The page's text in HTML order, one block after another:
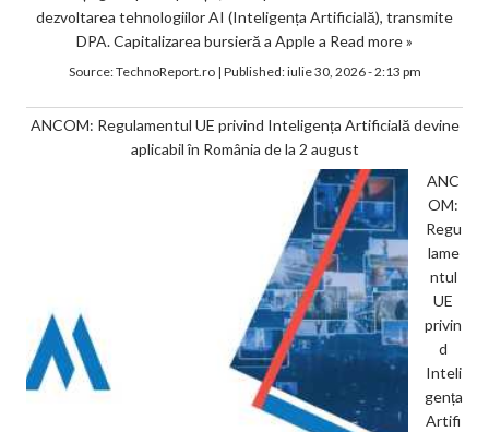
dezvoltarea tehnologiilor AI (Inteligența Artificială), transmite
DPA. Capitalizarea bursieră a Apple a Read more »
Source:TechnoReport.ro| Published:iulie 30, 2026 - 2:13 pm
ANCOM: Regulamentul UE privind Inteligența Artificială devine
aplicabil în România de la 2 august
ANC
OM:
Regu
lame
ntul
UE
privin
d
Inteli
gența
Artifi